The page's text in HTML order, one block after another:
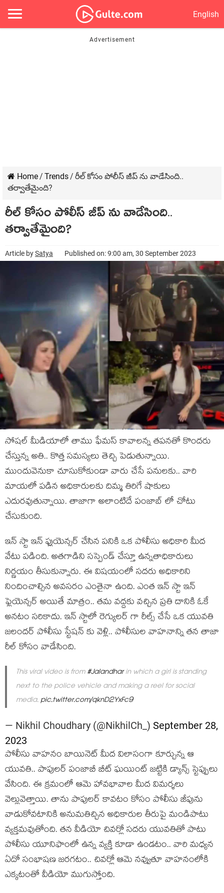
English
Home/ Trends/ రీల్ కోసం పోలీస్ జీప్ ను వాడేసింది..
తర్వాతేమైంది?
రీల్ కోసం పోలీస్ జీప్ ను వాడేసింది..
తర్వాతేమైంది?
Article bySatya Published on: 9:00 am, 30 September 2023
సోషల్ మీడియాలో తాము ఫేమస్ కావాలన్న తపనతో కొందరు
చేస్తున్న అతి.. కొత్త సమస్యలు తెచ్చి పెడుతున్నాయి.
ముందువెనుకా చూసుకోకుండా వారు చేసే పనులకు.. వారి
మాయలో పడిన అధికారులకు దిమ్మ తిరిగే షాకులు
ఎదురవుతున్నాయి. తాజాగా అలాంటిదే పంజాబ్ లో చోటు
చేసుకుంది.
ఇన్ స్టా ఇన్ ఫ్లుయెన్సర్ చేసిన పనికి ఒక పోలీసు అధికారి మీద
వేటు పడింది. అతగాడిని సస్పెండ్ చేస్తూ ఉన్నతాధికారులు
నిర్ణయం తీసుకున్నారు. ఈ విషయంలో సదరు అధికారిని
నిందించాల్సిన అవసరం ఎంతైనా ఉంది. ఎంత ఇన్ స్టా ఇన్
ఫ్లెయెన్సర్ అయితే మాత్రం.. తమ వద్దకు వచ్చిన ప్రతి దానికి ఓకే
అనటం సరికాదు. ఇన్ స్టాలో రెగ్యులర్ గా రీల్స్ చేసే ఒక యువతి
జలందర్ పోలీసు స్టేషన్ కు వెళ్లి.. పోలీసుల వాహనాన్ని తన తాజా
రీల్ కోసం వాడేసింది.
This viral video is from#Jalandharin which a girl is standing
next to the police vehicle and making a reel for social
media.pic.twitter.com/qknD2YxFc9
— Nikhil Choudhary (@NikhilCh_) September 28,
2023
పోలీసు వాహనం బాయినెట్ మీద విలాసంగా కూర్చున్న ఆ
యువతి.. పాపులర్ పంజాబీ బీట్ ఘయింట్ జట్టికి డ్యాన్స్ స్టెప్పులు
వేసింది. ఈ క్రమంలో ఆమె హావభావాల మీద విమర్శలు
వెల్లువెత్తాయి. తాను పాపులర్ కావటం కోసం పోలీసు జీపును
వాడుకోవటానికి అనుమతిచ్చిన అధికారుల తీరుపై మండిపాటు
వ్యక్తమవుతోంది. తన వీడియో చివర్లో సదరు యువతితో పాటు
పోలీసు యూనిఫాంలో ఉన్న వ్యక్తి కూడా ఉండటం.. వారి మధ్యన
ఏదో సంభాషణ జరగటం.. చివర్లో ఆమె నవ్వుతూ వాహనంలోకి
ఎక్కటంతో వీడియో ముగుస్తోంది.